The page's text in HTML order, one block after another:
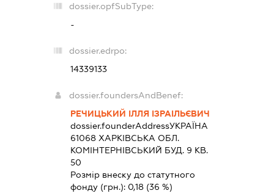
dossier.opfSubType:
-
dossier.edrpo:
14339133
dossier.foundersAndBenef:
РЕЧИЦЬКИЙ ІЛЛЯ ІЗРАІЛЬЄВИЧ
dossier.founderAddressУКРАЇНА
61068 ХАРКIВСЬКА ОБЛ.
КОМІНТЕРНІВСЬКИЙ БУД. 9 КВ.
50
Розмір внеску до статутного
фонду (грн.): 0,18 (36 %)